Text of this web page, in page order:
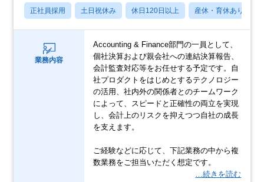
正社員採用 土日祝休み 休日120日以上 産休・育休あり
業務内容
Accounting & Finance部門の一員として、
個社決算および親会社への連結決算報告、
会計監査対応等をお任せする予定です。自
社プロダクトをはじめとするテクノロジー
の活用、社内外の関係者とのチームワーク
によって、スピードと正確性の両立を実現
し、会計上のリスクを抑えつつ自社の成長
を支えます。
ご経験などに応じて、下記業務の中から複
数業務をご担当いただく想定です。
…続きを読む